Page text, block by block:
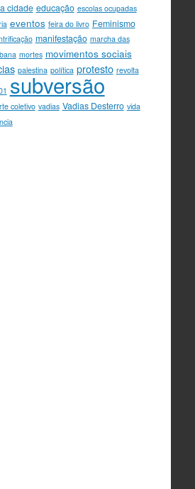
cidade educação escolas ocupadas
eventos feira do livro Feminismo
manifestação marcha das
mortes movimentos sociais
palestina política protesto revolta
subversão
coletivo vadias Vadias Desterro vida